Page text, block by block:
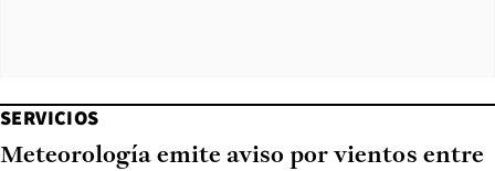
SERVICIOS
Meteorología emite aviso por vientos entre